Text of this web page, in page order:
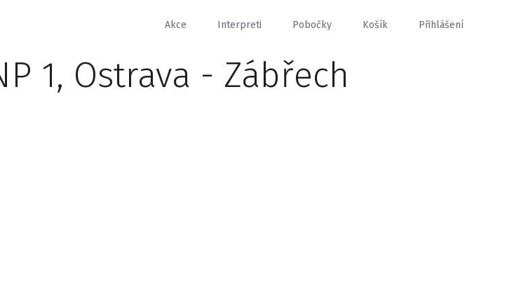
Akce Interpreti Pobočky Košík Přihlášení
1, Ostrava - Zábřech